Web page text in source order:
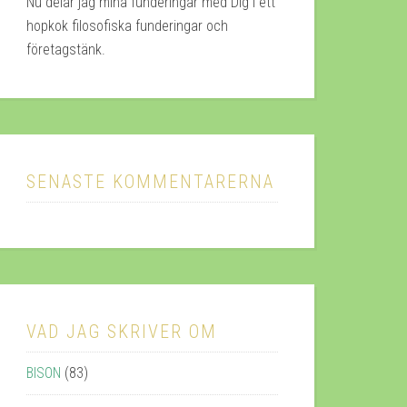
hopkok filosofiska funderingar och
företagstänk.
SENASTE KOMMENTARERNA
VAD JAG SKRIVER OM
BISON (83)